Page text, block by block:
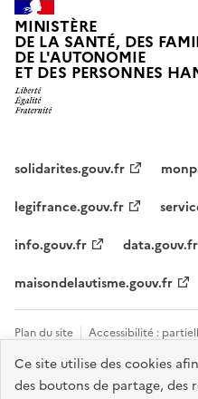
Ce site utilise des cookies
des boutons de partage, des
MINISTÈRE
DE LA SANTÉ, DES
DE L'AUTONOMIE
ET DES PERSONNES
solidarites.gouv.fr
legifrance.gouv.fr
info.gouv.fr
data.gouv.fr
maisondelautisme.gouv.fr
Plan du site Accessibilité :
Données personnelles et cookies
cookies